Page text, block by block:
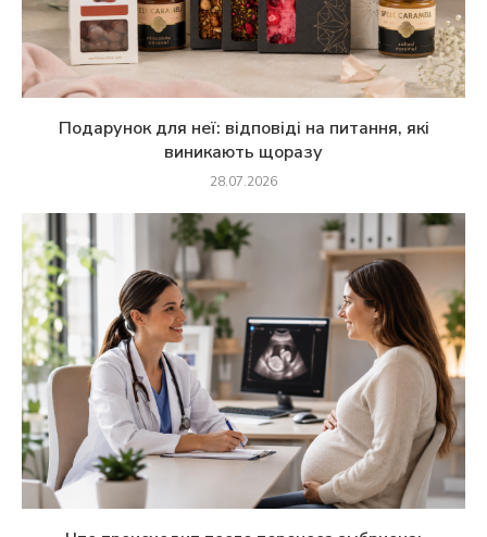
Подарунок для неї: відповіді на питання, які
виникають щоразу
28.07.2026